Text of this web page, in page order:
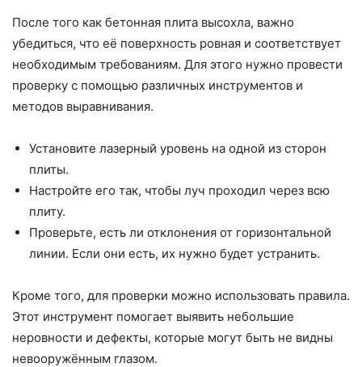
После того как бетонная плита высохла, важно
убедиться, что её поверхность ровная и соответствует
необходимым требованиям. Для этого нужно провести
проверку с помощью различных инструментов и
методов выравнивания.
Установите лазерный уровень на одной из сторон
плиты.
Настройте его так, чтобы луч проходил через всю
плиту.
Проверьте, есть ли отклонения от горизонтальной
линии. Если они есть, их нужно будет устранить.
Кроме того, для проверки можно использовать правила.
Этот инструмент помогает выявить небольшие
неровности и дефекты, которые могут быть не видны
невооружённым глазом.